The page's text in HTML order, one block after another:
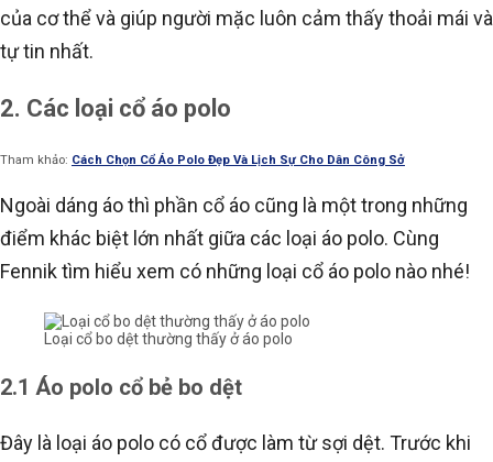
của cơ thể và giúp người mặc luôn cảm thấy thoải mái và
tự tin nhất.
2. Các loại cổ áo polo
Tham khảo: Cách Chọn Cổ Áo Polo Đẹp Và Lịch Sự Cho Dân Công Sở
Ngoài dáng áo thì phần cổ áo cũng là một trong những
điểm khác biệt lớn nhất giữa các loại áo polo. Cùng
Fennik tìm hiểu xem có những loại cổ áo polo nào nhé!
Loại cổ bo dệt thường thấy ở áo polo
2.1 Áo polo cổ bẻ bo dệt
Đây là loại áo polo có cổ được làm từ sợi dệt. Trước khi